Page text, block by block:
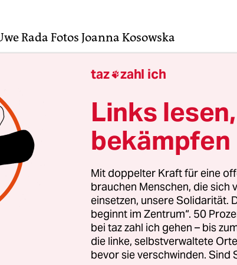
Rada Fotos Joanna Kosowska
wenn Sie in Berlin am Bahnhof
Sie dann eine großstädtische Szene?
aus der Zeit der Teilung?
Wenn ich südlich der S-Bahn stehe,
Stadt. Wenn ich vor dem Tränenpalast
da. Das ist zwar heute eine Gedenkstätte.
zu bleiben.
taz zahl ich
Links
bekämpfen
Mit doppelter Kraft für eine
brauchen Menschen, die sich
einsetzen, unsere Solidarität.
beginnt im Zentrum“. 50
bei taz zahl ich gehen – bis
die linke, selbstverwaltete
bevor sie verschwinden. Sind